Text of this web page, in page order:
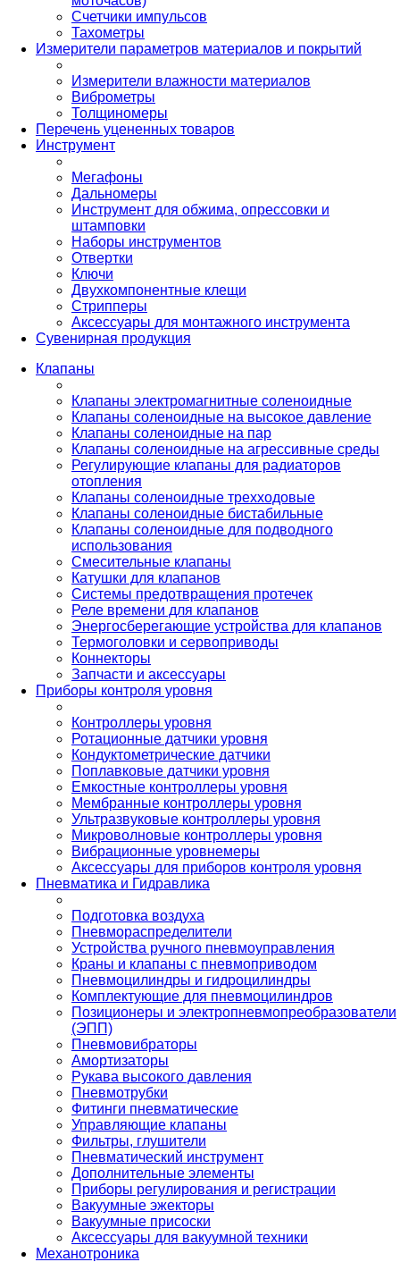
Счетчики импульсов
Тахометры
Измерители параметров материалов и покрытий
Измерители влажности материалов
Виброметры
Толщиномеры
Перечень уцененных товаров
Инструмент
Мегафоны
Дальномеры
Инструмент для обжима, опрессовки и
штамповки
Наборы инструментов
Отвертки
Ключи
Двухкомпонентные клещи
Стрипперы
Аксессуары для монтажного инструмента
Сувенирная продукция
Клапаны
Клапаны электромагнитные соленоидные
Клапаны соленоидные на высокое давление
Клапаны соленоидные на пар
Клапаны соленоидные на агрессивные среды
Регулирующие клапаны для радиаторов
отопления
Клапаны соленоидные трехходовые
Клапаны соленоидные бистабильные
Клапаны соленоидные для подводного
использования
Смесительные клапаны
Катушки для клапанов
Системы предотвращения протечек
Реле времени для клапанов
Энергосберегающие устройства для клапанов
Термоголовки и сервоприводы
Коннекторы
Запчасти и аксессуары
Приборы контроля уровня
Контроллеры уровня
Ротационные датчики уровня
Кондуктометрические датчики
Поплавковые датчики уровня
Емкостные контроллеры уровня
Мембранные контроллеры уровня
Ультразвуковые контроллеры уровня
Микроволновые контроллеры уровня
Вибрационные уровнемеры
Аксессуары для приборов контроля уровня
Пневматика и Гидравлика
Подготовка воздуха
Пневмораспределители
Устройства ручного пневмоуправления
Краны и клапаны с пневмоприводом
Пневмоцилиндры и гидроцилиндры
Комплектующие для пневмоцилиндров
Позиционеры и электропневмопреобразователи
(ЭПП)
Пневмовибраторы
Амортизаторы
Рукава высокого давления
Пневмотрубки
Фитинги пневматические
Управляющие клапаны
Фильтры, глушители
Пневматический инструмент
Дополнительные элементы
Приборы регулирования и регистрации
Вакуумные эжекторы
Вакуумные присоски
Аксессуары для вакуумной техники
Механотроника